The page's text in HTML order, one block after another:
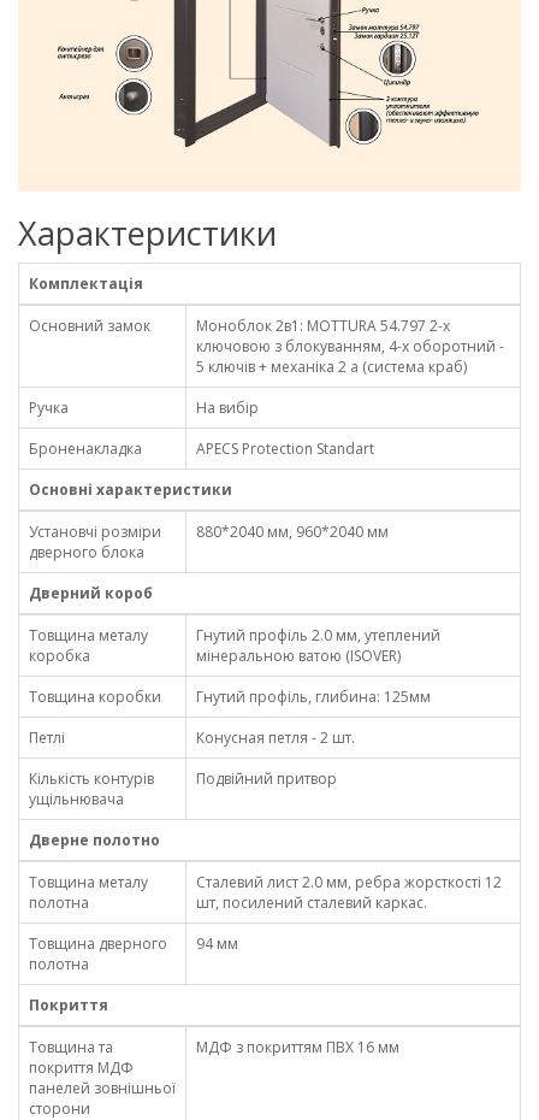
Характеристики
Комплектація
Основний замок
Моноблок 2в1: MOTTURA 54.797 2-х
ключовою з блокуванням, 4-х оборотний -
5 ключів + механіка 2 а (система краб)
Ручка
На вибір
Броненакладка
APECS Protection Standart
Основні характеристики
Установчі розміри
дверного блока
880*2040 мм, 960*2040 мм
Дверний короб
Товщина металу
коробка
Гнутий профіль 2.0 мм, утеплений
мінеральною ватою (ISOVER)
Товщина коробки
Гнутий профіль, глибина: 125мм
Петлі
Конусная петля - 2 шт.
Кількість контурів
ущільнювача
Подвійний притвор
Дверне полотно
Товщина металу
полотна
Сталевий лист 2.0 мм, ребра жорсткості 12
шт, посилений сталевий каркас.
Товщина дверного
полотна
94 мм
Покриття
Товщина та
покриття МДФ
панелей зовнішньої
сторони
МДФ з покриттям ПВХ 16 мм